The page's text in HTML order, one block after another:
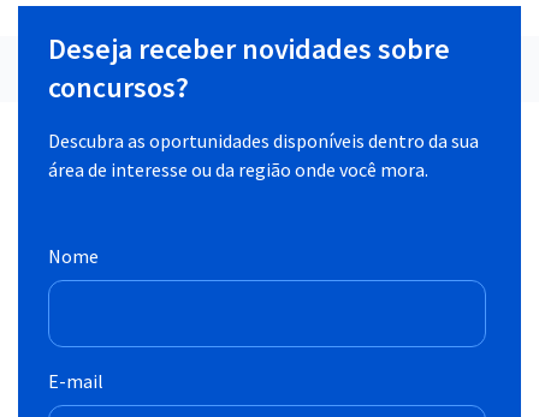
Deseja receber novidades sobre
concursos?
Descubra as oportunidades disponíveis dentro da sua
área de interesse ou da região onde você mora.
Nome
E-mail